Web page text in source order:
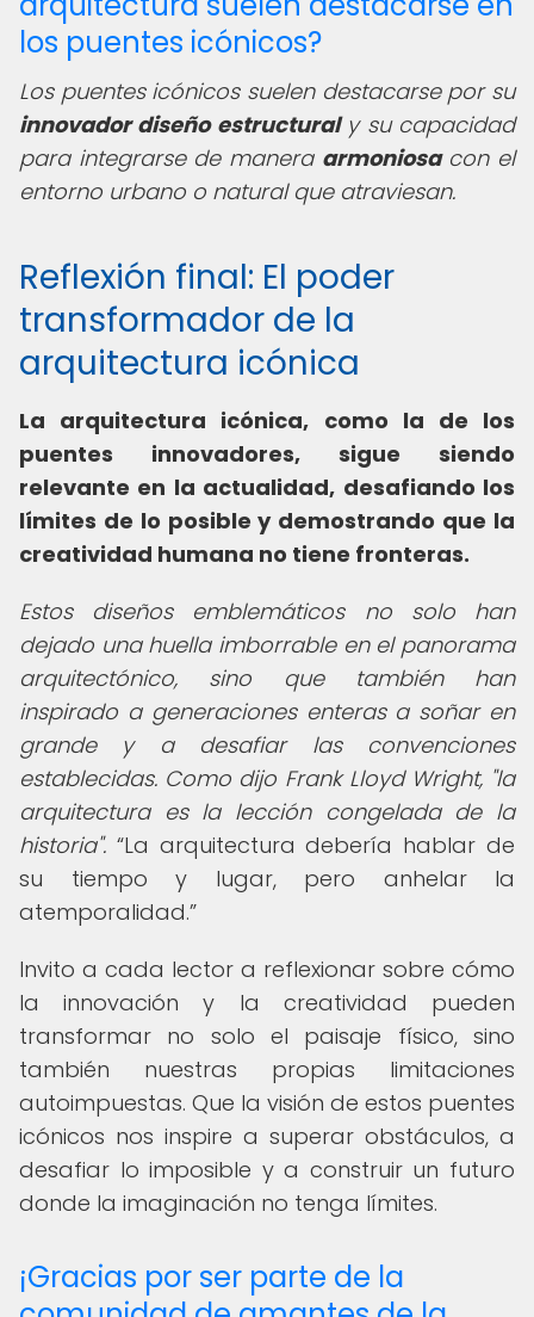
los puentes icónicos?
Los puentes icónicos suelen destacarse por su
innovador diseño estructuraly su capacidad
para integrarse de manera armoniosacon el
entorno urbano o natural que atraviesan.
Reflexión final: El poder
transformador de la
arquitectura icónica
La arquitectura icónica, como la de los
puentes innovadores, sigue siendo
relevante en la actualidad, desafiando los
límites de lo posible y demostrando que la
creatividad humana no tiene fronteras.
Estos diseños emblemáticos no solo han
dejado una huella imborrable en el panorama
arquitectónico, sino que también han
inspirado a generaciones enteras a soñar en
grande y a desafiar las convenciones
establecidas. Como dijo Frank Lloyd Wright, "la
arquitectura es la lección congelada de la
historia". La arquitectura debería hablar de
su tiempo y lugar, pero anhelar la
atemporalidad.
Invito a cada lector a reflexionar sobre cómo
la innovación y la creatividad pueden
transformar no solo el paisaje físico, sino
también nuestras propias limitaciones
autoimpuestas. Que la visión de estos puentes
icónicos nos inspire a superar obstáculos, a
desafiar lo imposible y a construir un futuro
donde la imaginación no tenga límites.
¡Gracias por ser parte de la